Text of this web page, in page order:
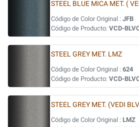
STEEL BLUE MICA MET. (
Código de Color Original : JFB
Código de Producto: VCD-
STEEL GREY MET. LMZ
Código de Color Original : 624
Código de Producto: VCD-
STEEL GREY MET. (VEDI
Código de Color Original : LMZ